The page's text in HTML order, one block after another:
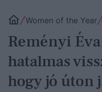
Women of the Year
Reményi
hatalmas
hogy jó úton